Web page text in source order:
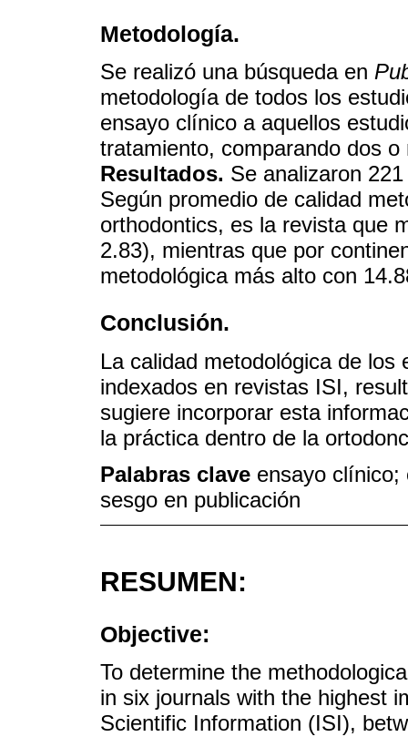
Metodología.
Se realizó una búsqueda en
metodología de todos los
ensayo clínico a aquellos
tratamiento, comparando dos
Resultados. Se analizaron
Según promedio de calidad
orthodontics, es la revista que
2.83), mientras que por
metodológica más alto con
Conclusión.
La calidad metodológica de
indexados en revistas ISI,
sugiere incorporar esta
la práctica dentro de la
Palabras clave ensayo clínico;
sesgo en publicación
RESUMEN:
Objective:
To determine the
in six journals with the highest
Scientific Information (ISI),